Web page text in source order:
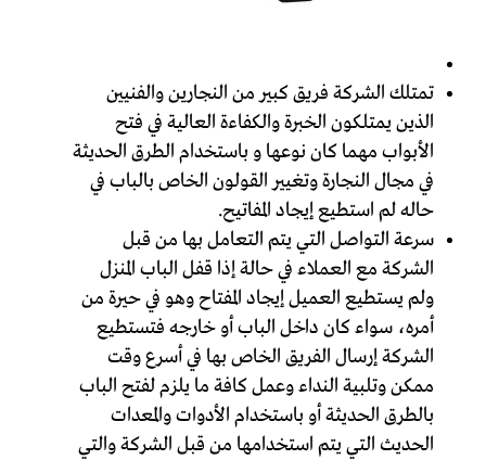
تمتلك الشركة فريق كبير من النجارين والفنيين
الذين يمتلكون الخبرة والكفاءة العالية في فتح
الأبواب مهما كان نوعها و باستخدام الطرق الحديثة
في مجال النجارة وتغيير القولون الخاص بالباب في
حاله لم استطيع إيجاد المفاتيح.
سرعة التواصل التي يتم التعامل بها من قبل
الشركة مع العملاء في حالة إذا قفل الباب المنزل
ولم يستطيع العميل إيجاد المفتاح وهو في حيرة من
أمره، سواء كان داخل الباب أو خارجه فتستطيع
الشركة إرسال الفريق الخاص بها في أسرع وقت
ممكن وتلبية النداء وعمل كافة ما يلزم لفتح الباب
بالطرق الحديثة أو باستخدام الأدوات والمعدات
الحديث التي يتم استخدامها من قبل الشركة والتي